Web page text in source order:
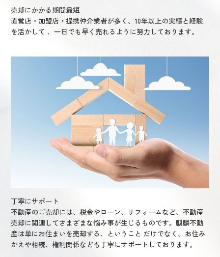
売却にかかる期間最短
直営店・加盟店・提携仲介業者が多く、10年以上の実績と経験
を活かして 、一日でも早く売れるように努力しております。
丁寧にサポート
不動産のご売却には、税金やローン、リフォームなど、不動産
売却に関連してさまざまな悩み事が生じるものです。麒麟不動
産は単にお住まいを売却する、ということ だけでなく、お住み
かえや相続、権利関係なども丁寧にサポートしております。